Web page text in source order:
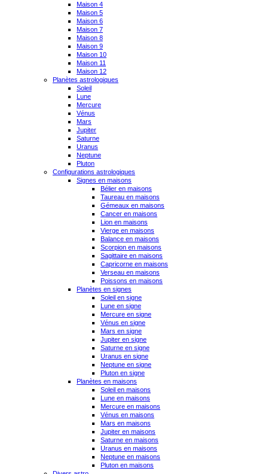
Maison 4
Maison 5
Maison 6
Maison 7
Maison 8
Maison 9
Maison 10
Maison 11
Maison 12
Planètes astrologiques
Soleil
Lune
Mercure
Vénus
Mars
Jupiter
Saturne
Uranus
Neptune
Pluton
Configurations astrologiques
Signes en maisons
Bélier en maisons
Taureau en maisons
Gémeaux en maisons
Cancer en maisons
Lion en maisons
Vierge en maisons
Balance en maisons
Scorpion en maisons
Sagittaire en maisons
Capricorne en maisons
Verseau en maisons
Poissons en maisons
Planètes en signes
Soleil en signe
Lune en signe
Mercure en signe
Vénus en signe
Mars en signe
Jupiter en signe
Saturne en signe
Uranus en signe
Neptune en signe
Pluton en signe
Planètes en maisons
Soleil en maisons
Lune en maisons
Mercure en maisons
Vénus en maisons
Mars en maisons
Jupiter en maisons
Saturne en maisons
Uranus en maisons
Neptune en maisons
Pluton en maisons